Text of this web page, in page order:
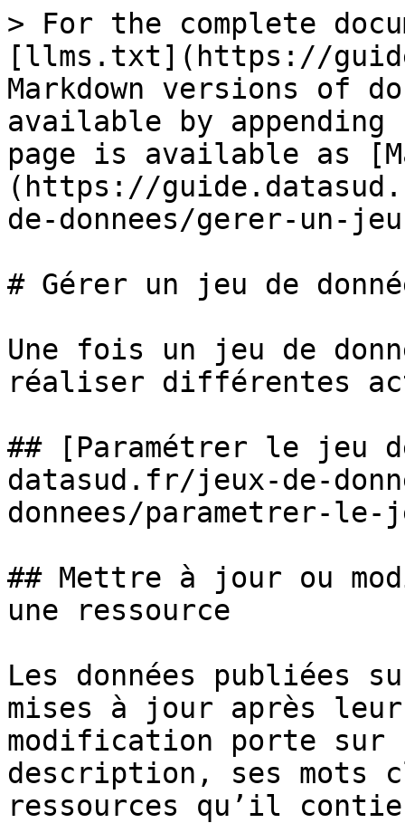
> For the complete
[llms.txt](https://
Markdown versions of
available by
page is available as
(https://
de-donnees/gerer-un-
# Gérer un jeu de
Une fois un jeu de
réaliser différentes
## [Paramétrer le jeu
datasud.fr/jeux-de-
donnees/parametrer-le-
## Mettre à jour ou
une ressource
Les données publiées
mises à jour après
modification porte sur
description, ses mots
ressources qu’il